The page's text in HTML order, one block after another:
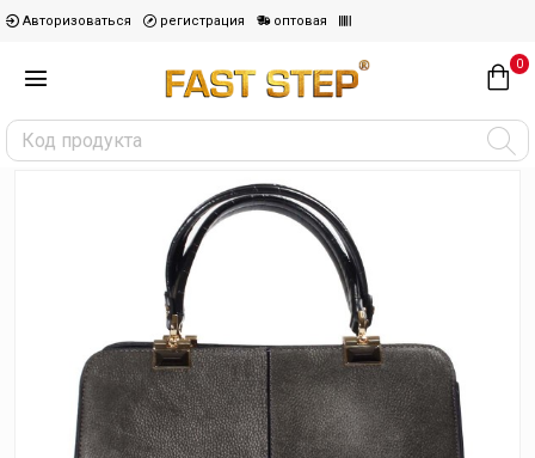
Авторизоваться регистрация оптовая
0